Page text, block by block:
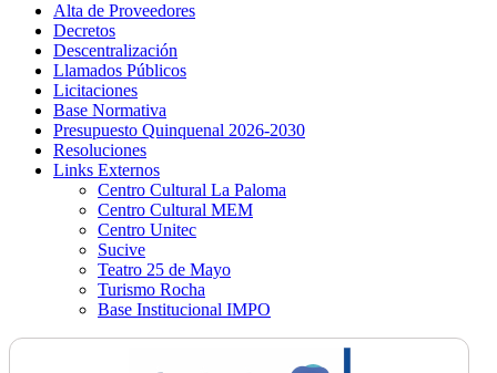
Alta de Proveedores
Decretos
Descentralización
Llamados Públicos
Licitaciones
Base Normativa
Presupuesto Quinquenal 2026-2030
Resoluciones
Links Externos
Centro Cultural La Paloma
Centro Cultural MEM
Centro Unitec
Sucive
Teatro 25 de Mayo
Turismo Rocha
Base Institucional IMPO